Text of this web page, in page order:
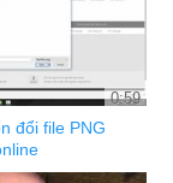
0:59
đổi file PNG